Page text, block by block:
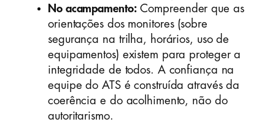
No acampamento:Compreender que as
orientações dos monitores (sobre
segurança na trilha, horários, uso de
equipamentos) existem para proteger a
integridade de todos. A confiança na
equipe do ATS é construída através da
coerência e do acolhimento, não do
autoritarismo.